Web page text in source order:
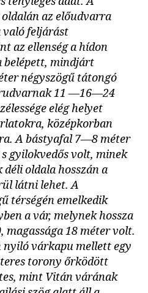
az előudvarra
való feljárást
az ellenség a hídon
belépett, mindjárt
négyszögű tátongó
11 —16—24
elég helyet
középkorban
A bástyafal 7—8 méter
gyilokvedős volt, minek
oldala hosszán a
látni lehet. A
térségén emelkedik
a vár, melynek hossza
magassága 18 méter volt.
nyiló várkapu mellett egy
torony őrködött
mint Vitán várának